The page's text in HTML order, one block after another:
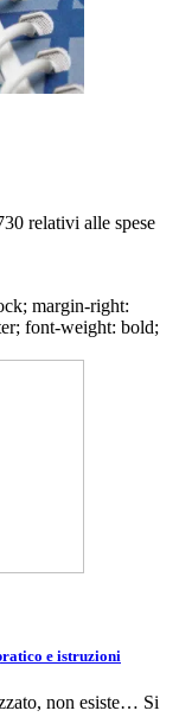
relativi alle spese
margin-right:
font-weight: bold;
e istruzioni
non esiste… Si